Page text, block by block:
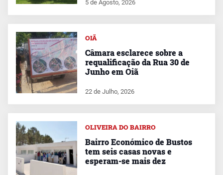
5 de Agosto, 2026
OIÃ
Câmara esclarece sobre a
requalificação da Rua 30 de
Junho em Oiã
22 de Julho, 2026
OLIVEIRA DO BAIRRO
Bairro Económico de Bustos
tem seis casas novas e
esperam-se mais dez